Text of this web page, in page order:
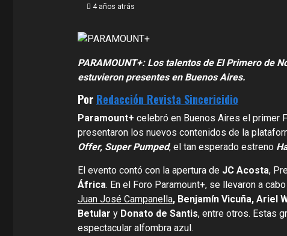
4 años atrás
PARAMOUNT+: Los talentos de El Primero de
estuvieron presentes en Buenos Aires.
Por Redacción Revista Sincericidio
Paramount+ celebró en Buenos Aires el primer
presentaron los nuevos contenidos de la
Offer, Super Pumped, el tan esperado estreno
El evento contó con la apertura de JC Acosta,
África. En el Foro Paramount+, se llevaron a
Juan José Campanella, Benjamín Vicuña, Ariel
Betular y Donato de Santis, entre otros. Estas
espectacular alfombra azul.